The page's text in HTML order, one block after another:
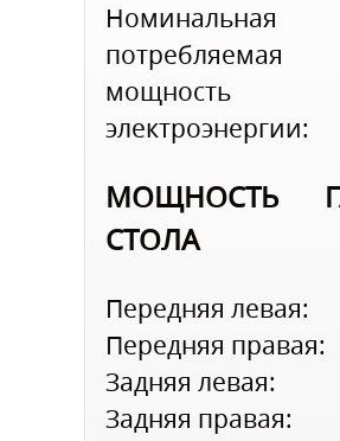
Номинальная
потребляемая
мощность
электроэнергии:
МОЩНОСТЬ
СТОЛА
Передняя левая:
Передняя правая:
Задняя левая:
Задняя правая: